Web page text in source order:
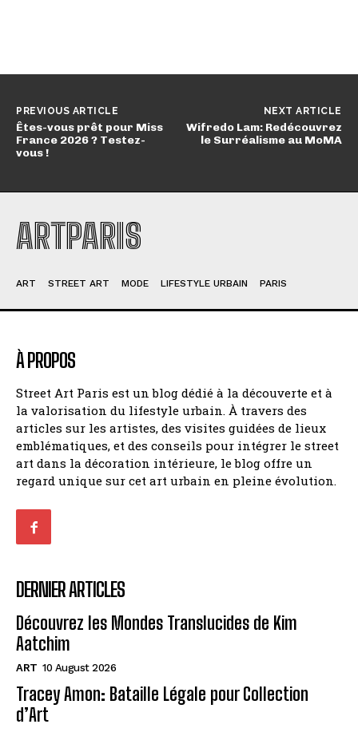
PREVIOUS ARTICLE
Êtes-vous prêt pour Miss
France 2026 ? Testez-
vous !
NEXT ARTICLE
Wifredo Lam: Redécouvrez
le Surréalisme au MoMA
ARTPARIS
ART STREET ART MODE LIFESTYLE URBAIN PARIS
À PROPOS
Street Art Paris est un blog dédié à la découverte et à
la valorisation du lifestyle urbain. À travers des
articles sur les artistes, des visites guidées de lieux
emblématiques, et des conseils pour intégrer le street
art dans la décoration intérieure, le blog offre un
regard unique sur cet art urbain en pleine évolution.
DERNIER ARTICLES
Découvrez les Mondes Translucides de Kim
Aatchim
ART 10 August 2026
Tracey Amon: Bataille Légale pour Collection
d’Art